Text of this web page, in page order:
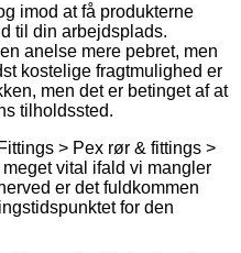
imod at få produkterne
til din arbejdsplads.
anelse mere pebret, men
kostelige fragtmulighed er
men det er betinget af at
tilholdssted.
> Pex rør & fittings >
vital ifald vi mangler
er det fuldkommen
for den